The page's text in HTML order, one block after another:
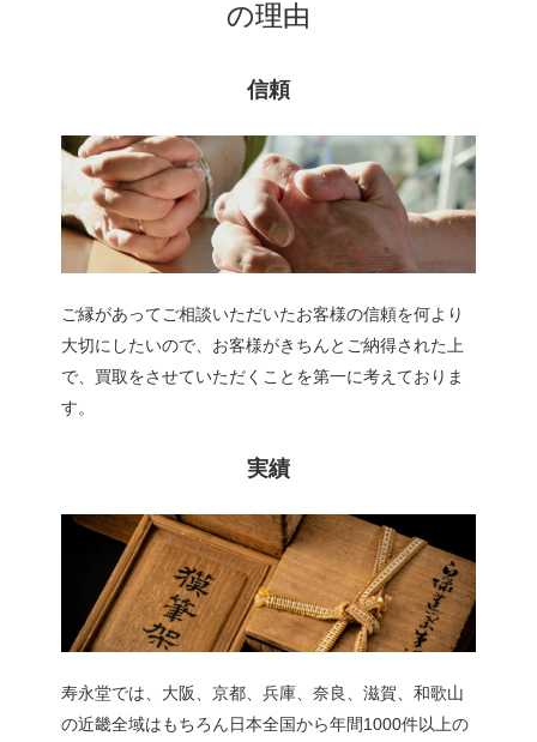
の理由
信頼
ご縁があってご相談いただいたお客様の信頼を何より
大切にしたいので、お客様がきちんとご納得された上
で、買取をさせていただくことを第一に考えておりま
す。
実績
寿永堂では、大阪、京都、兵庫、奈良、滋賀、和歌山
の近畿全域はもちろん日本全国から年間1000件以上の